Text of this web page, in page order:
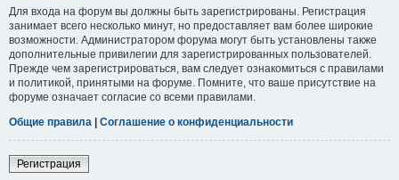
Для входа на форум вы должны быть зарегистрированы. Регистрация
занимает всего несколько минут, но предоставляет вам более широкие
возможности. Администратором форума могут быть установлены также
дополнительные привилегии для зарегистрированных пользователей.
Прежде чем зарегистрироваться, вам следует ознакомиться с правилами
и политикой, принятыми на форуме. Помните, что ваше присутствие на
форуме означает согласие со всеми правилами.
Общие правила | Соглашение о конфиденциальности
Регистрация